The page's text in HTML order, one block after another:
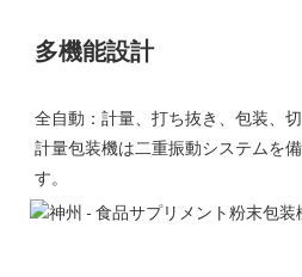
多機能設計
全自動：計量、打ち抜き、包装、
計量包装機は二重振動システムを
す。